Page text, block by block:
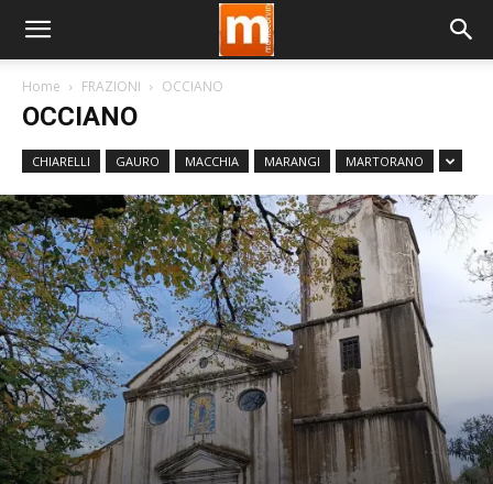
Home FRAZIONI OCCIANO
OCCIANO
CHIARELLI GAURO MACCHIA MARANGI MARTORANO